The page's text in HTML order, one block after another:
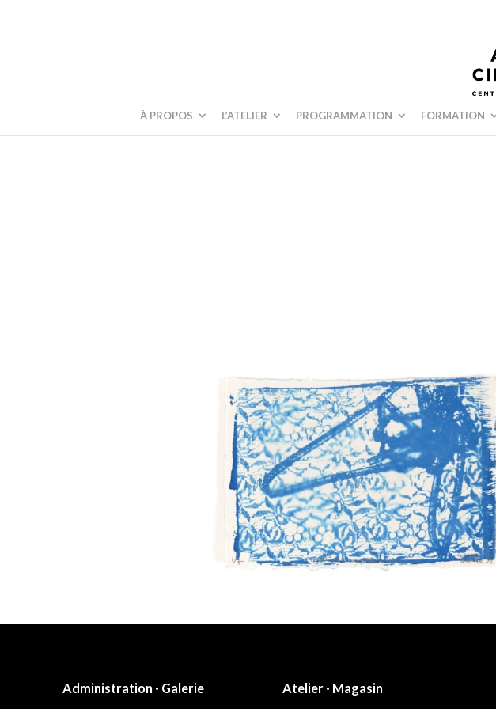
À PROPOS L’ATELIER PROGRAMMATION FORMATION
Administration · Galerie Atelier · Magasin